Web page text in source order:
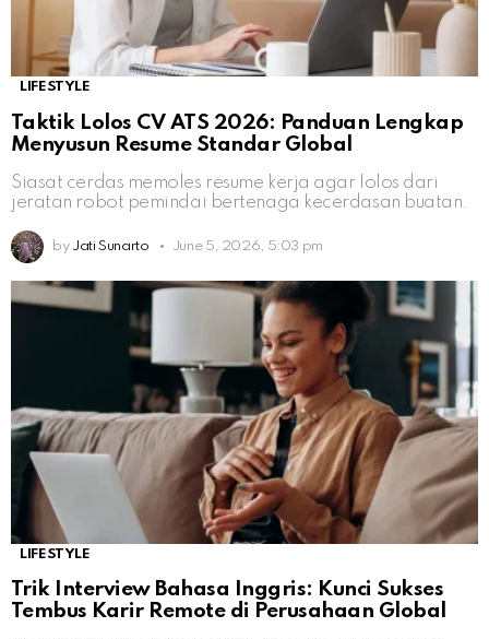
LIFESTYLE
Taktik Lolos CV ATS 2026: Panduan Lengkap
Menyusun Resume Standar Global
Siasat cerdas memoles resume kerja agar lolos dari
jeratan robot pemindai bertenaga kecerdasan buatan.
by Jati Sunarto June 5, 2026, 5:03 pm
LIFESTYLE
Trik Interview Bahasa Inggris: Kunci Sukses
Tembus Karir Remote di Perusahaan Global